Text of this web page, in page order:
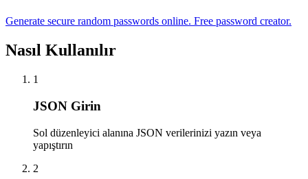
Generate secure random passwords online. Free password creator.
Nasıl Kullanılır
1
JSON Girin
Sol düzenleyici alanına JSON verilerinizi yazın veya
yapıştırın
2